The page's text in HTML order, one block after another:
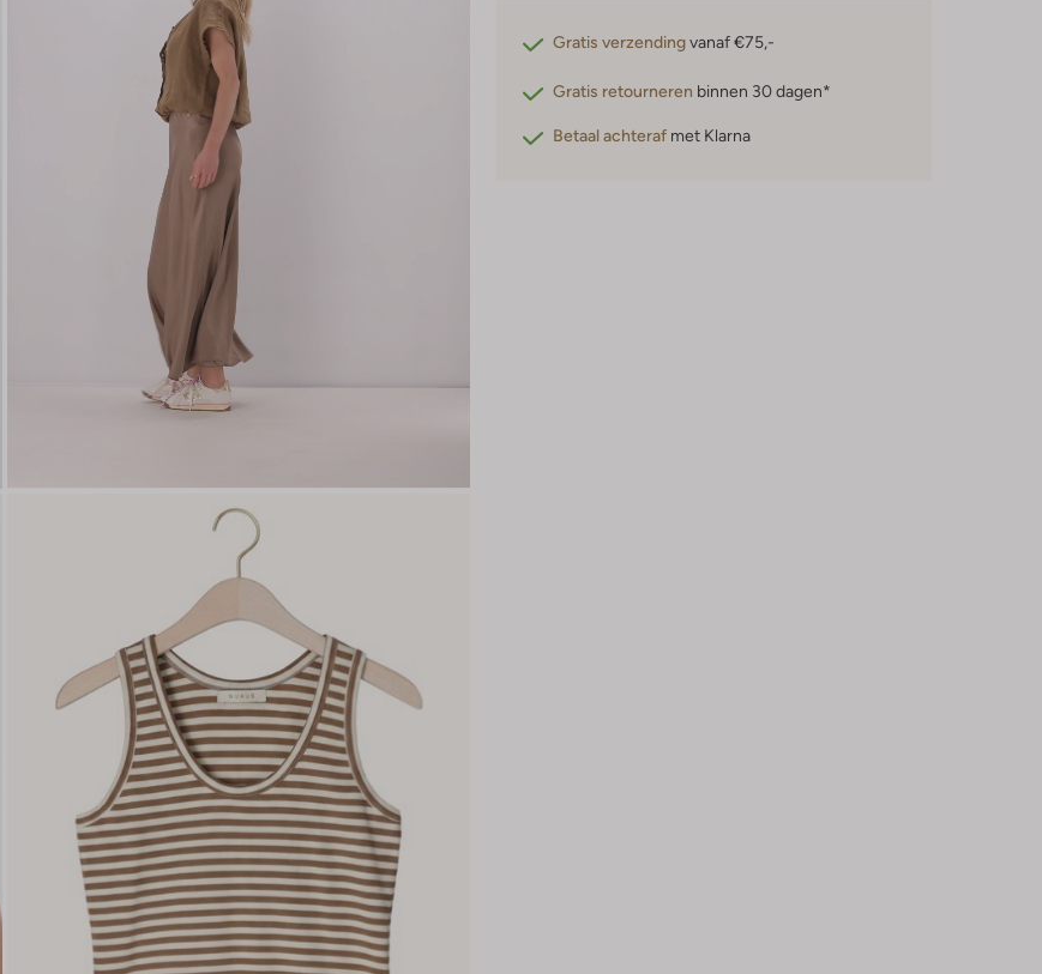
Gratis verzendingvanaf €75,-
Gratis retourneren binnen 30 dagen*
Betaal achteraf met Klarna